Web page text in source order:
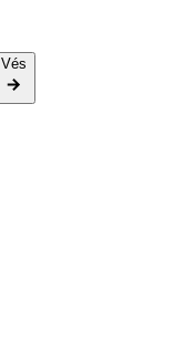
Vés